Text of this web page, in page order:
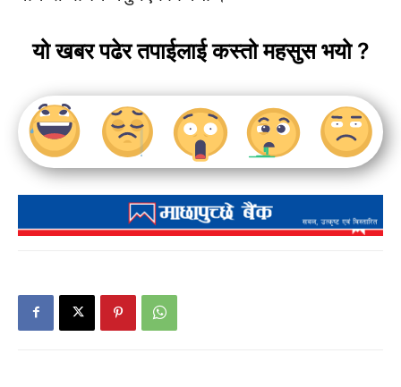
यो खबर पढेर तपाईलाई कस्तो महसुस भयो ?